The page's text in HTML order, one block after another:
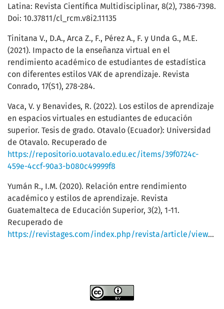
Latina: Revista Científica Multidisciplinar, 8(2), 7386-7398.
Doi: 10.37811/cl_rcm.v8i2.11135
Tinitana V., D.A., Arca Z., F., Pérez A., F. y Unda G., M.E.
(2021). Impacto de la enseñanza virtual en el
rendimiento académico de estudiantes de estadística
con diferentes estilos VAK de aprendizaje. Revista
Conrado, 17(S1), 278-284.
Vaca, V. y Benavides, R. (2022). Los estilos de aprendizaje
en espacios virtuales en estudiantes de educación
superior. Tesis de grado. Otavalo (Ecuador): Universidad
de Otavalo. Recuperado de
https://repositorio.uotavalo.edu.ec/items/39f0724c-
459e-4ccf-90a3-b080c49999f8
Yumán R., I.M. (2020). Relación entre rendimiento
académico y estilos de aprendizaje. Revista
Guatemalteca de Educación Superior, 3(2), 1-11.
Recuperado de
https://revistages.com/index.php/revista/article/view/27